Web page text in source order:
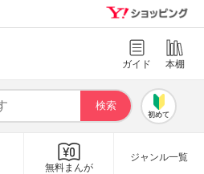
ガイド 本棚
初めて
無料まんが
ジャンル一覧